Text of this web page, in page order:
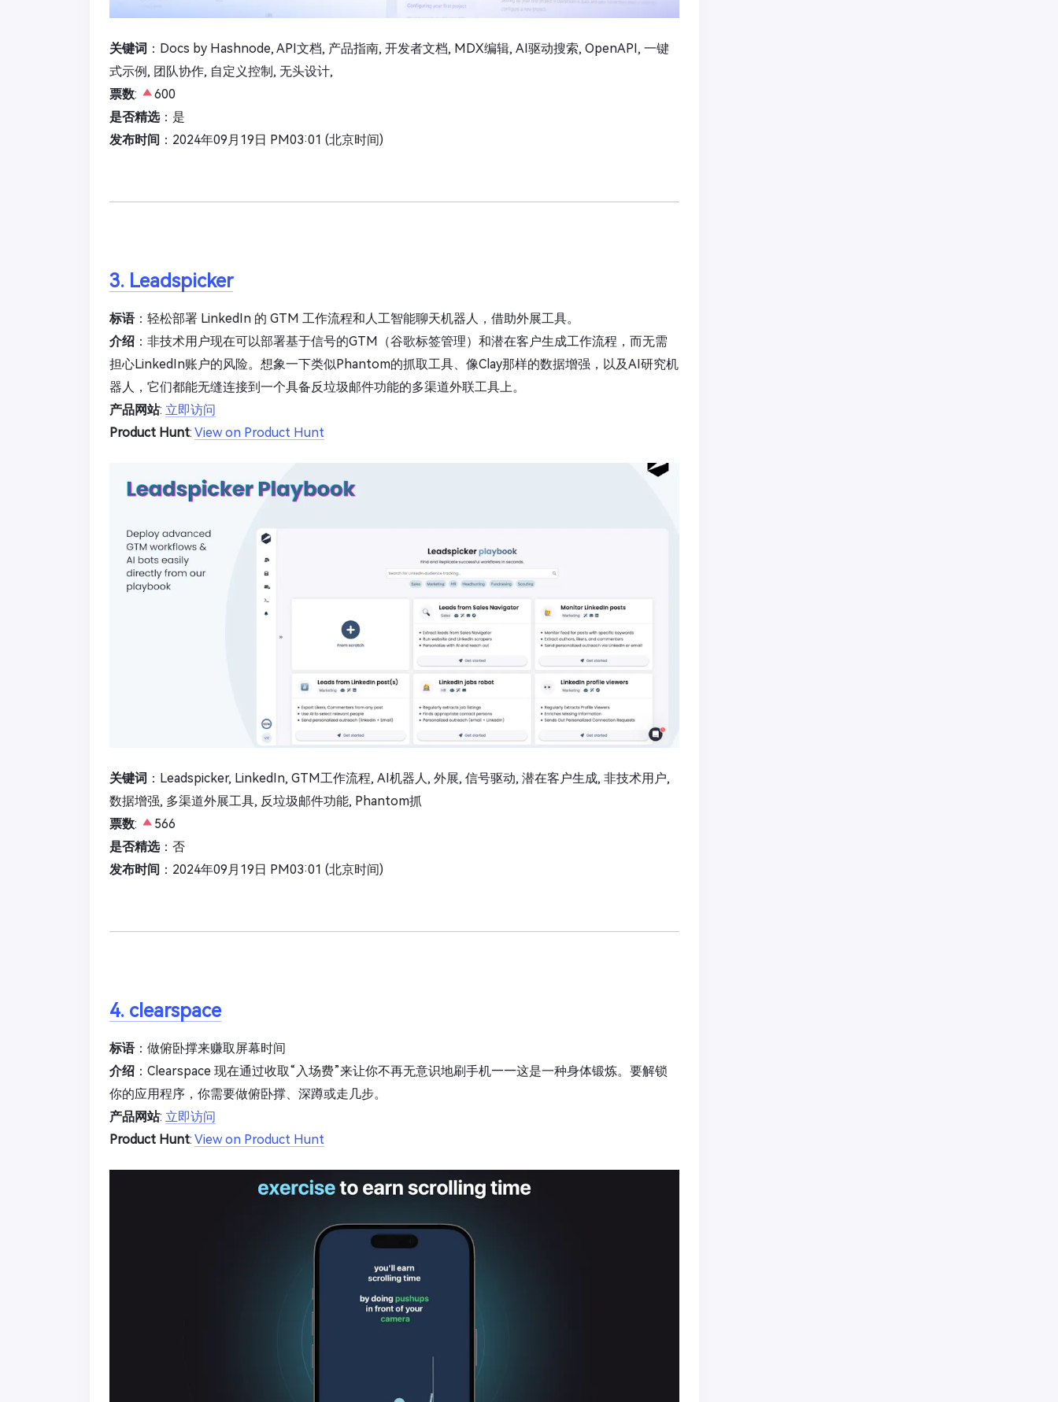
关键词 ：Docs by Hashnode, API文档, 产品指南, 开发者文档, MDX编辑, AI驱动搜索, OpenAPI, 一键
式示例, 团队协作, 自定义控制, 无头设计,
票数:
600
是否精选：是
发布时间 ：2024年09月19日 PM03:01 (北京时间)
3. Leadspicker
标语：轻松部署 LinkedIn 的 GTM 工作流程和人工智能聊天机器人，借助外展工具。
介绍 ：非技术用户现在可以部署基于信号的GTM（谷歌标签管理）和潜在客户生成工作流程，而无需
担心LinkedIn账户的风险。想象一下类似Phantom的抓取工具、像Clay那样的数据增强，以及AI研究机
器人，它们都能无缝连接到一个具备反垃圾邮件功能的多渠道外联工具上。
产品网站: 立即访问
Product Hunt: View on Product Hunt
关键词 ：Leadspicker, LinkedIn, GTM工作流程, AI机器人, 外展, 信号驱动, 潜在客户生成, 非技术用户,
数据增强, 多渠道外展工具, 反垃圾邮件功能, Phantom抓
票数:
566
是否精选：否
发布时间 ：2024年09月19日 PM03:01 (北京时间)
4. clearspace
标语：做俯卧撑来赚取屏幕时间
介绍 ：Clearspace 现在通过收取“入场费”来让你不再无意识地刷手机——这是一种身体锻炼。要解锁
你的应用程序，你需要做俯卧撑、深蹲或走几步。
产品网站: 立即访问
Product Hunt: View on Product Hunt